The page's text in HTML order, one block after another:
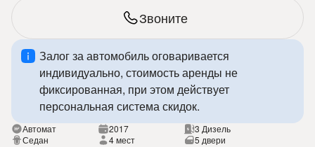
Звоните
Залог за автомобиль оговаривается
индивидуально, стоимость аренды не
фиксированная, при этом действует
персональная система скидок.
Автомат 2017
3 Дизель
Седан
4 мест 5 двери